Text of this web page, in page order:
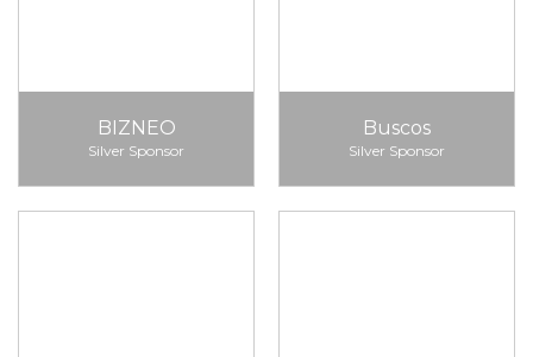
BIZNEO
Silver Sponsor
Buscos
Silver Sponsor